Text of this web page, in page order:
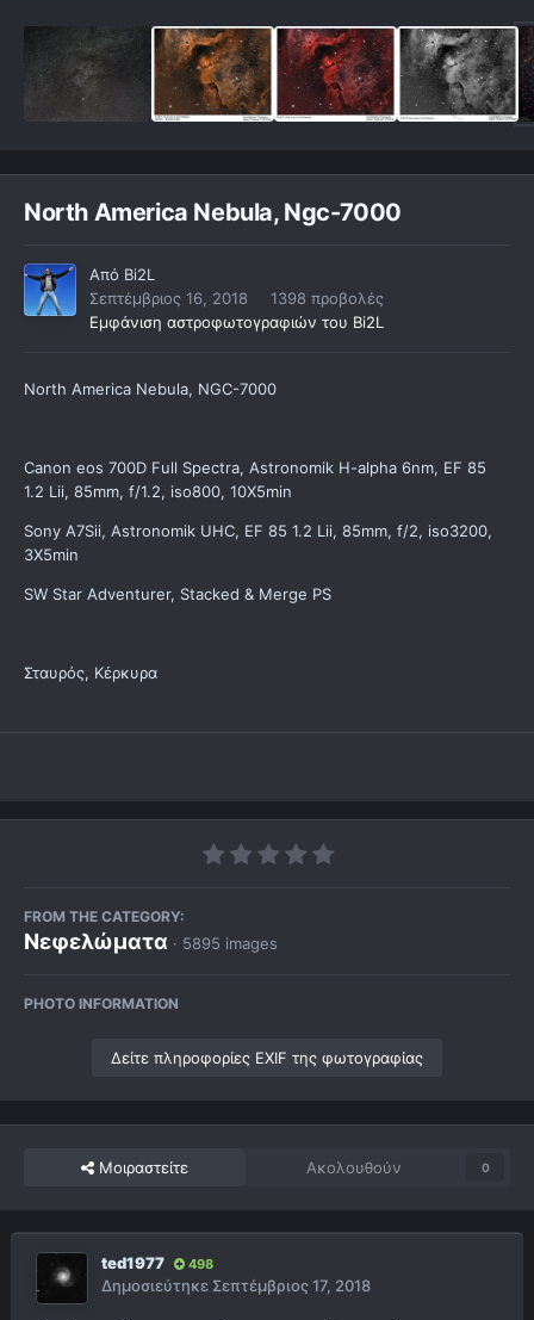
North America Nebula, Ngc-7000
Από Bi2L
Σεπτέμβριος 16, 2018
1398 προβολές
Εμφάνιση αστροφωτογραφιών του Bi2L
North America Nebula, NGC-7000
Canon eos 700D Full Spectra, Astronomik H-alpha 6nm, EF 85
1.2 Lii, 85mm, f/1.2, iso800, 10X5min
Sony A7Sii, Astronomik UHC, EF 85 1.2 Lii, 85mm, f/2, iso3200,
3X5min
SW Star Adventurer, Stacked & Merge PS
Σταυρός, Κέρκυρα
FROM THE CATEGORY:
Νεφελώματα · 5895 images
PHOTO INFORMATION
Δείτε πληροφορίες EXIF της φωτογραφίας
Μοιραστείτε Ακολουθούν 0
ted1977 498
Δημοσιεύτηκε Σεπτέμβριος 17, 2018